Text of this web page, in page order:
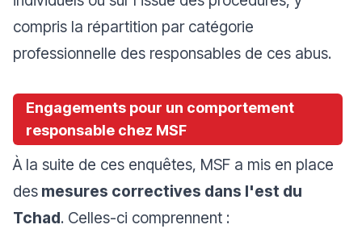
compris la répartition par catégorie
professionnelle des responsables de ces abus.
Engagements pour un comportement
responsable chez MSF
À la suite de ces enquêtes, MSF a mis en place
des mesures correctives dans l'est du
Tchad. Celles-ci comprennent :